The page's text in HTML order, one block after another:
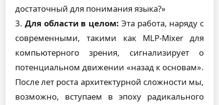
достаточный для понимания языка?»
3. Для области в целом: Эта работа, наряду с
современными, такими как MLP-Mixer для
компьютерного зрения, сигнализирует о
потенциальном движении «назад к основам».
После лет роста архитектурной сложности мы,
возможно, вступаем в эпоху радикального